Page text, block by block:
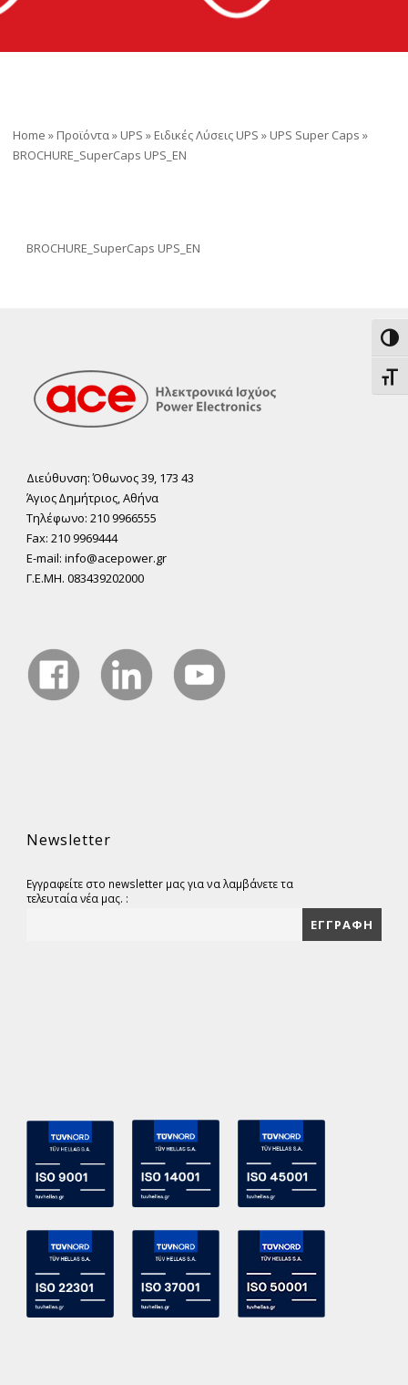
Home » Προϊόντα» UPS » Ειδικές Λύσεις UPS » UPS Super Caps »
BROCHURE_SuperCaps UPS_EN
BROCHURE_SuperCaps UPS_EN
Διεύθυνση: Όθωνος 39, 173 43
Άγιος ∆ηµήτριος, Αθήνα
Τηλέφωνο: 210 9966555
Fax: 210 9969444
E-mail: info@acepower.gr
Γ.Ε.ΜΗ. 083439202000
Newsletter
Εγγραφείτε στο newsletter μας για να λαμβάνετε τα
τελευταία νέα μας. :